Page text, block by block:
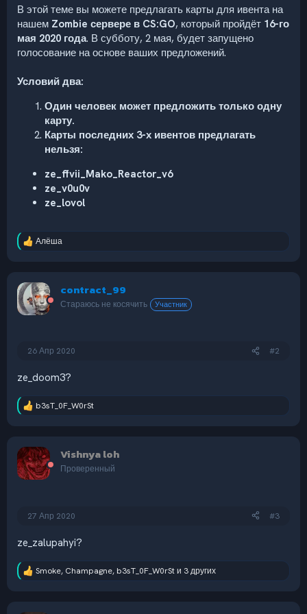
В этой теме вы можете предлагать карты для ивента на
нашем Zombie сервере в CS:GO, который пройдёт 16-го
мая 2020 года. В субботу, 2 мая, будет запущено
голосование на основе ваших предложений.
Условий два:
Один человек может предложить только одну
карту.
Карты последних 3-х ивентов предлагать
нельзя:
ze_ffvii_Mako_Reactor_v6
ze_v0u0v
ze_lovol
Р
ц
и
и
Алёша
contract_99
Стараюсь не косячить Участник
26 Апр 2020 #2
ze_doom3?
Р
ц
и
и
b3sT_0F_W0rSt
Vishnya loh
Проверенный
27 Апр 2020 #3
ze_zalupahyi?
Р
Smoke, Champagne, b3sT_0F_W0rStи 3 других